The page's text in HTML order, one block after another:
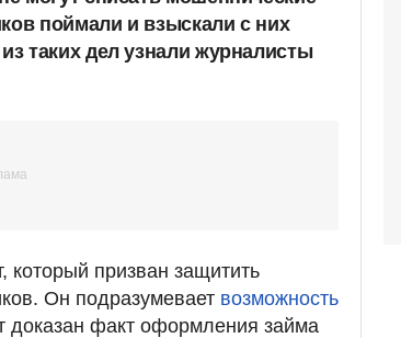
поймали и взыскали с них
таких дел узнали журналисты
который призван защитить
Он подразумевает возможность
доказан факт оформления займа